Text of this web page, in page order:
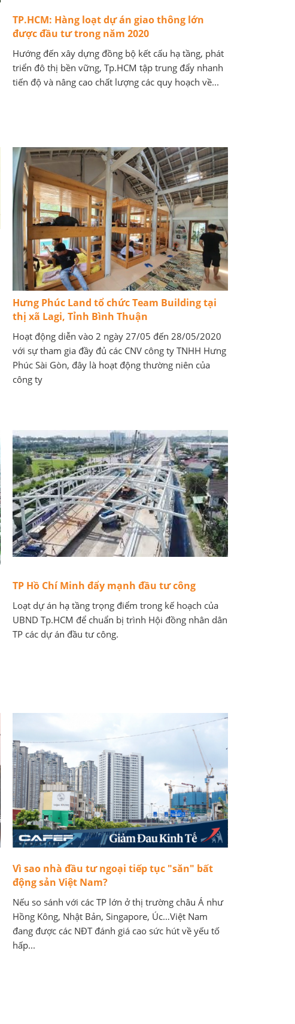
TP.HCM: Hàng loạt dự án giao thông lớn
được đầu tư trong năm 2020
Hướng đến xây dựng đồng bộ kết cấu hạ tầng, phát
triển đô thị bền vững, Tp.HCM tập trung đẩy nhanh
tiến độ và nâng cao chất lượng các quy hoạch về...
Hưng Phúc Land tổ chức Team Building tại
thị xã Lagi, Tỉnh Bình Thuận
Hoạt động diễn vào 2 ngày 27/05 đến 28/05/2020
với sự tham gia đầy đủ các CNV công ty TNHH Hưng
Phúc Sài Gòn, đây là hoạt động thường niên của
công ty
TP Hồ Chí Minh đẩy mạnh đầu tư công
Loạt dự án hạ tầng trọng điểm trong kế hoạch của
UBND Tp.HCM để chuẩn bị trình Hội đồng nhân dân
TP các dự án đầu tư công.
Vì sao nhà đầu tư ngoại tiếp tục "săn" bất
động sản Việt Nam?
Nếu so sánh với các TP lớn ở thị trường châu Á như
Hồng Kông, Nhật Bản, Singapore, Úc…Việt Nam
đang được các NĐT đánh giá cao sức hút về yếu tố
hấp...